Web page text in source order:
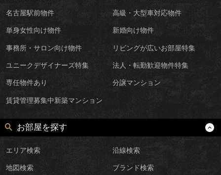
名古屋駅前物件 高級・大型車対応物件
単身女性向け物件 新婚向け物件
事務所・サロン向け物件 リビングが広いお部屋特集
ユニークデザイナーズ特集 法人・転勤歓迎物件特集
専任物件あり 分譲マンション
賃貸管理募集中新築マンション
お部屋を探す
エリア検索 沿線検索
地図検索 ブランド検索